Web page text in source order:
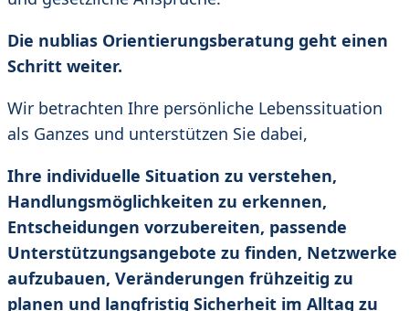
Die nublias Orientierungsberatung geht einen
Schritt weiter.
Wir betrachten Ihre persönliche Lebenssituation
als Ganzes und unterstützen Sie dabei,
Ihre individuelle Situation zu verstehen,
Handlungsmöglichkeiten zu erkennen,
Entscheidungen vorzubereiten, passende
Unterstützungsangebote zu finden, Netzwerke
aufzubauen, Veränderungen frühzeitig zu
planen und langfristig Sicherheit im Alltag zu